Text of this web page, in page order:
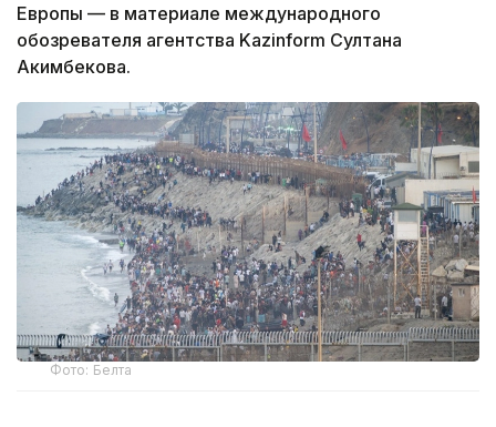
Европы — в материале международного
обозревателя агентства Kazinform Султана
Акимбекова.
Фото: Белта